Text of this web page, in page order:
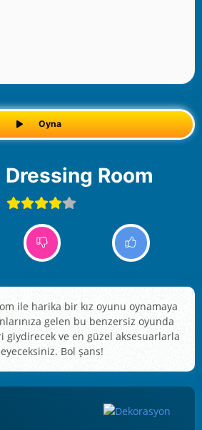
Oyna
Dressing Room
ile harika bir kız oyunu oynamaya
gelen bu benzersiz oyunda
giydirecek ve en güzel aksesuarlarla
Bol şans!